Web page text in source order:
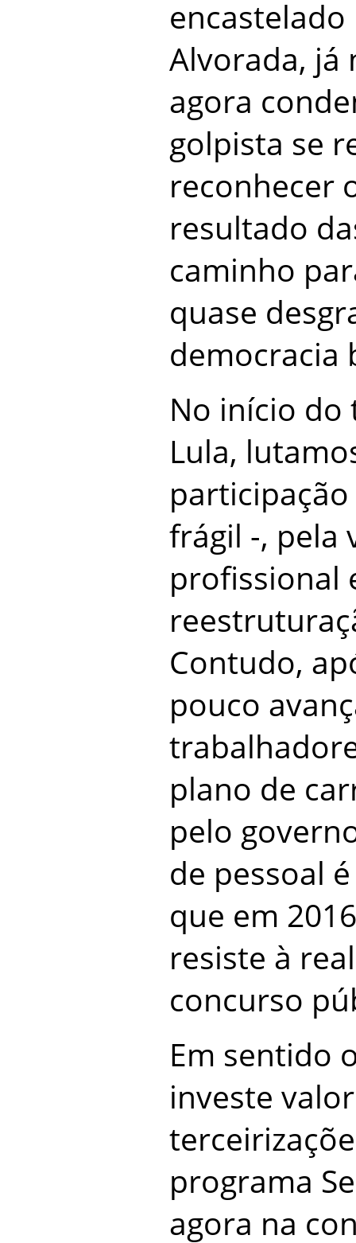
encastelado
Alvorada, já
agora
golpista se
reconhecer
resultado
caminho
quase
democracia
No início
Lula,
frágil -, pela
profissional
Contudo,
pouco
plano de
pelo
de pessoal
que em
resiste à
concurso
Em sentido
investe
programa
agora na